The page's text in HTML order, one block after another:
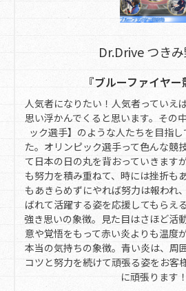
Dr.Drive つきみ
『ブルーファイヤー
人気者になりたい！人気者っていえ
思い浮かんでくると思います。その
ック選手】のような人たちを目指
た。オリンピック選手って色んな競
て日本の日の丸を背おっていきます
も努力を積み重ねて、時には挫折も
もあきらめずにやれば努力は報われ
ばれて活躍する姿を応援してもらえ
強き思いの象徴。見た目はさほど活
意や覚悟をもって赤い炎よりも温度
本当の気持ちの象徴。青い炎は、周
コツと努力を続けて頑張る姿をお客
に頑張ります！